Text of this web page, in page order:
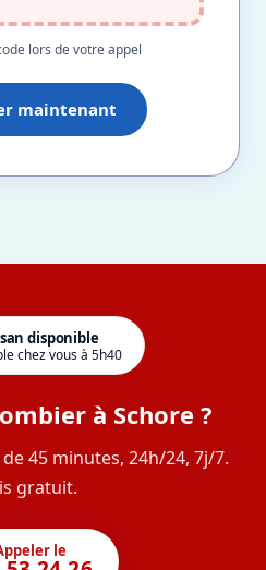
lors de votre appel
maintenant
disponible
chez vous à 5h40
à Schore ?
45 minutes, 24h/24, 7j/7.
gratuit.
le